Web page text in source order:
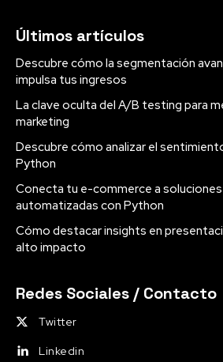
Últimos artículos
Descubre cómo la segmentación
impulsa tus ingresos
La clave oculta del A/B testing para
marketing
Descubre cómo analizar el
Python
Conecta tu e-commerce a
automatizadas con Python
Cómo destacar insights en
alto impacto
Redes Sociales / Contacto
Twitter
Linkedin